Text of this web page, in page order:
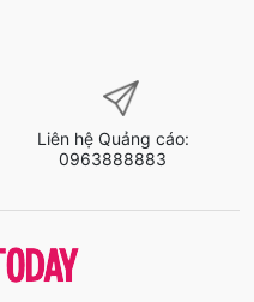
Liên hệ Quảng cáo:
0963888883